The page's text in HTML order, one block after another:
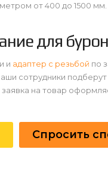
от 400 до 1500 мм.
для
и адаптер с резьбой по
сотрудники
на товар
Спросить